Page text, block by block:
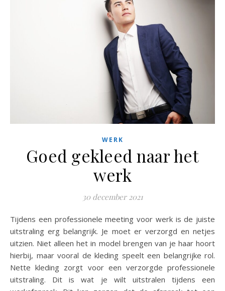
WERK
Goed gekleed naar het
werk
30 december 2021
Tijdens een professionele meeting voor werk is de juiste
uitstraling erg belangrijk. Je moet er verzorgd en netjes
uitzien. Niet alleen het in model brengen van je haar hoort
hierbij, maar vooral de kleding speelt een belangrijke rol.
Nette kleding zorgt voor een verzorgde professionele
uitstraling. Dit is wat je wilt uitstralen tijdens een